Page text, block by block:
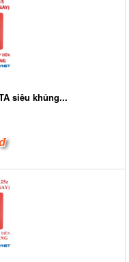
siêu khủng...